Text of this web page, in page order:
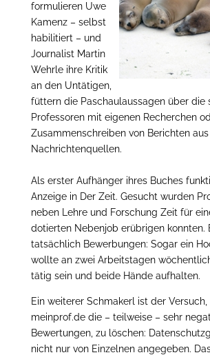
formulieren Uwe
Kamenz – selbst
habilitiert – und
Journalist Martin
Wehrle ihre Kritik
an den Untätigen,
füttern die Paschaulaussagen über die
Professoren mit eigenen Recherchen
Zusammenschreiben von Berichten
Nachrichtenquellen.
Als erster Aufhänger ihres Buches
Anzeige in Der Zeit. Gesucht wurden
neben Lehre und Forschung Zeit für
dotierten Nebenjob erübrigen konnten.
tatsächlich Bewerbungen: Sogar ein
wollte an zwei Arbeitstagen
tätig sein und beide Hände aufhalten.
Ein weiterer Schmakerl ist der Versuch,
meinprof.de die – teilweise – sehr
Bewertungen, zu löschen:
nicht nur von Einzelnen angegeben.